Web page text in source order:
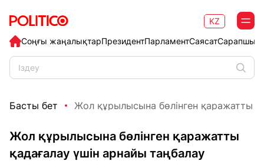
Соңғы жаңалықтарПрезидентПарламентСаясат
KZ
Басты бет Жол құрылысына бөлінген қаражатты
Жол құрылысына бөлінген қаражатты
қадағалау үшін арнайы таңбалау